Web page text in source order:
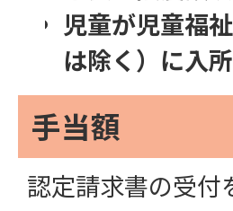
児童が児童福
は除く）に入
手当額
認定請求書の受付